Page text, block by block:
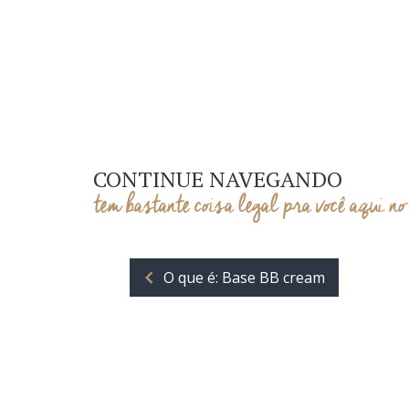
CONTINUE NAVEGANDO
tem bastante coisa legal pra você aqui
O que é: Base BB cream